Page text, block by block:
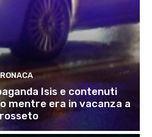
Isis e contenuti
mentre era in vacanza a